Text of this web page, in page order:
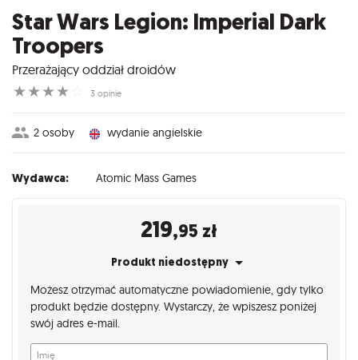
Star Wars Legion: Imperial Dark
Troopers
Przerażający oddział droidów
☆
☆
☆
☆ 3 opinie
2 osoby wydanie angielskie
Wydawca: Atomic Mass Games
219,95 zł
Produkt niedostępny
Możesz otrzymać automatyczne powiadomienie, gdy tylko
produkt będzie dostępny. Wystarczy, że wpiszesz poniżej
swój adres e-mail.
Imię